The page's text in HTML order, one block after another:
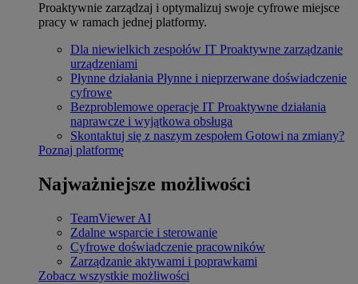
Proaktywnie zarządzaj i optymalizuj swoje cyfrowe miejsce
pracy w ramach jednej platformy.
Dla niewielkich zespołów IT Proaktywne zarządzanie
urządzeniami
Płynne działania Płynne i nieprzerwane doświadczenie
cyfrowe
Bezproblemowe operacje IT Proaktywne działania
naprawcze i wyjątkowa obsługa
Skontaktuj się z naszym zespołem Gotowi na zmiany?
Poznaj platformę
Najważniejsze możliwości
TeamViewer AI
Zdalne wsparcie i sterowanie
Cyfrowe doświadczenie pracowników
Zarządzanie aktywami i poprawkami
Zobacz wszystkie możliwości